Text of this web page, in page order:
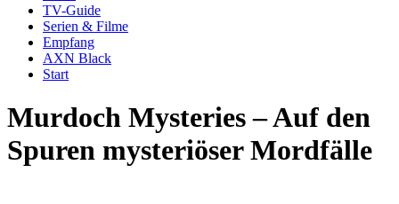
TV-Guide
Serien & Filme
Empfang
AXN Black
Start
Murdoch Mysteries – Auf den
Spuren mysteriöser Mordfälle